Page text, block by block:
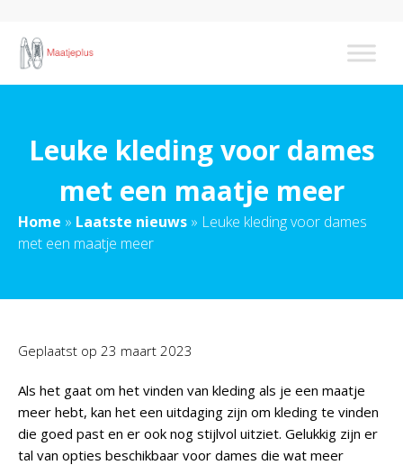
Leuke kleding voor dames
met een maatje meer
Home » Laatste nieuws » Leuke kleding voor dames
met een maatje meer
Geplaatst op 23 maart 2023
Als het gaat om het vinden van kleding als je een maatje
meer hebt, kan het een uitdaging zijn om kleding te vinden
die goed past en er ook nog stijlvol uitziet. Gelukkig zijn er
tal van opties beschikbaar voor dames die wat meer